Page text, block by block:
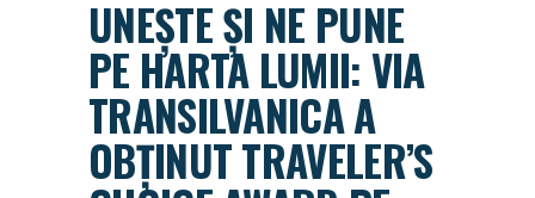
UNEȘTE ȘI NE PUNE
PE HARTA LUMII: VIA
TRANSILVANICA A
OBȚINUT TRAVELER’S